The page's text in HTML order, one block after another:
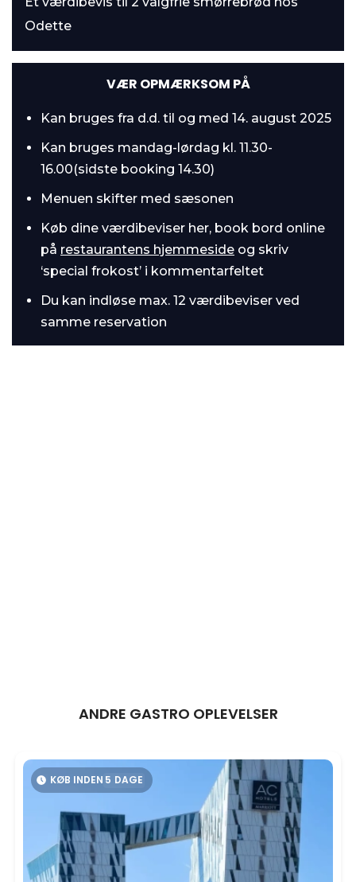
Odette
VÆR OPMÆRKSOM PÅ
Kan bruges fra d.d. til og med 14. august 2025
Kan bruges mandag-lørdag kl. 11.30-
16.00(sidste booking 14.30)
Menuen skifter med sæsonen
Køb dine værdibeviser her, book bord online
på restaurantens hjemmeside og skriv
‘special frokost’ i kommentarfeltet
Du kan indløse max. 12 værdibeviser ved
samme reservation
ANDRE GASTRO OPLEVELSER
KØB INDEN 5 DAGE